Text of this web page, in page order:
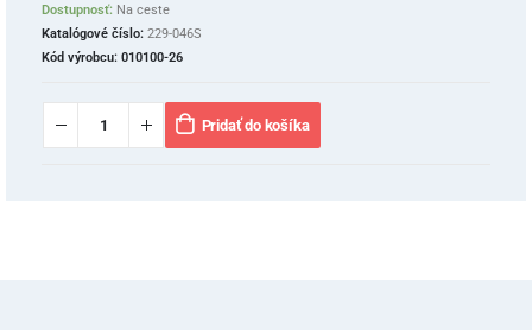
Dostupnosť: Na ceste
Katalógové číslo: 229-046S
Kód výrobcu: 010100-26
Pridať do košíka